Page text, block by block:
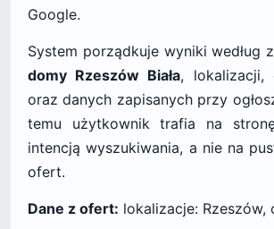
Google.
System porządkuje wyniki według
domy Rzeszów Biała, lokalizacji,
oraz danych zapisanych przy
temu użytkownik trafia na
intencją wyszukiwania, a nie na
ofert.
Dane z ofert: lokalizacje: Rzeszów,